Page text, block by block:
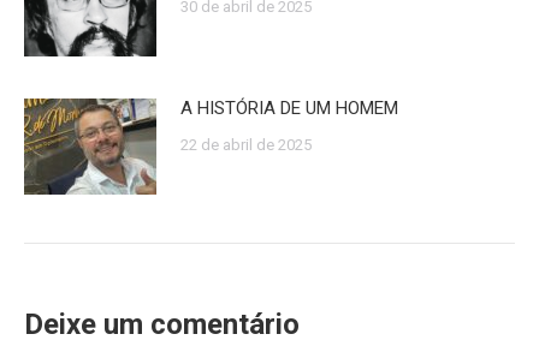
30 de abril de 2025
A HISTÓRIA DE UM HOMEM
22 de abril de 2025
Deixe um comentário